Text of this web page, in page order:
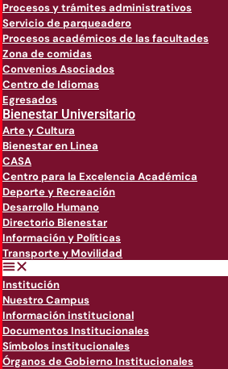
Procesos y trámites administrativos
Servicio de parqueadero
Procesos académicos de las facultades
Zona de comidas
Convenios Asociados
Centro de Idiomas
Egresados
Bienestar Universitario
Arte y Cultura
Bienestar en Linea
CASA
Centro para la Excelencia Académica
Deporte y Recreación
Desarrollo Humano
Directorio Bienestar
Información y Políticas
Transporte y Movilidad
Institución
Nuestro Campus
Información institucional
Documentos Institucionales
Símbolos institucionales
Órganos de Gobierno Institucionales